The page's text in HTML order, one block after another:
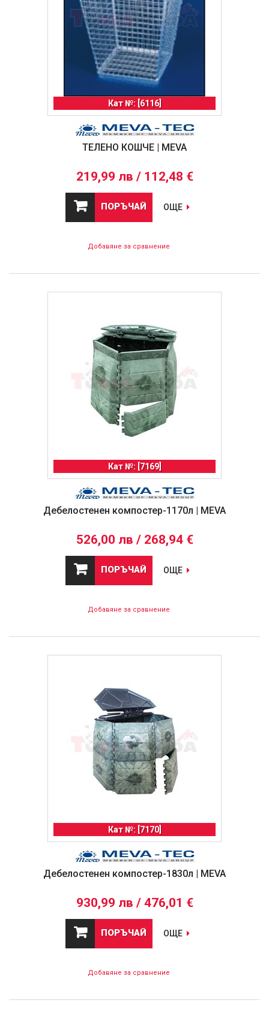
Кат №: [6116]
ТЕЛЕНО КОШЧЕ | MEVA
219,99 лв / 112,48 €
ПОРЪЧАЙ ОЩЕ
Добавяне за сравнение
Кат №: [7169]
Дебелостенен компостер-1170л | MEVA
526,00 лв / 268,94 €
ПОРЪЧАЙ ОЩЕ
Добавяне за сравнение
Кат №: [7170]
Дебелостенен компостер-1830л | MEVA
930,99 лв / 476,01 €
ПОРЪЧАЙ ОЩЕ
Добавяне за сравнение